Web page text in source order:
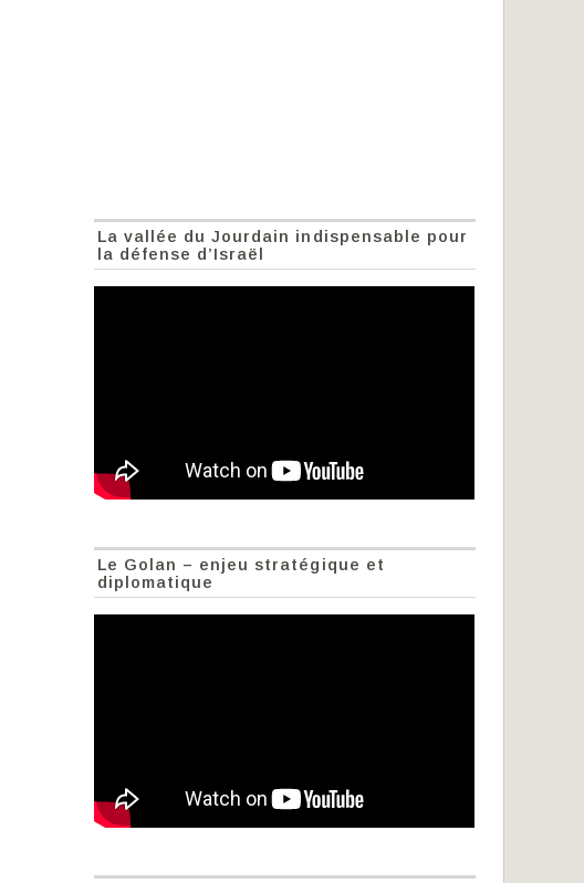
La vallée du Jourdain indispensable pour
la défense d’Israël
Le Golan – enjeu stratégique et
diplomatique